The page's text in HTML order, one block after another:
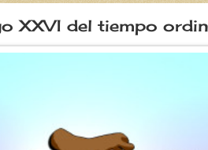
XXVI del tiempo